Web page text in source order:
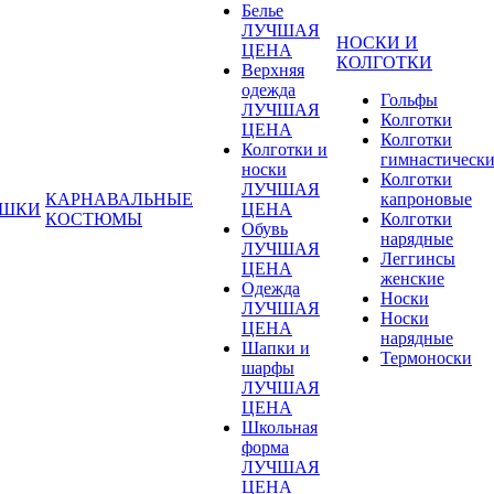
КАРНАВАЛЬНЫЕ
КОСТЮМЫ
Белье
ЛУЧШАЯ
ЦЕНА
Верхняя
одежда
ЛУЧШАЯ
ЦЕНА
Колготки и
носки
ЛУЧШАЯ
ЦЕНА
Обувь
ЛУЧШАЯ
ЦЕНА
Одежда
ЛУЧШАЯ
ЦЕНА
Шапки и
шарфы
ЛУЧШАЯ
ЦЕНА
Школьная
форма
ЛУЧШАЯ
ЦЕНА
НОСКИ И
КОЛГОТКИ
Гольфы
Колготки
Колготки
Колготки
капроновые
Колготки
нарядные
Леггинсы
женские
Носки
Носки
нарядные
Термоноски